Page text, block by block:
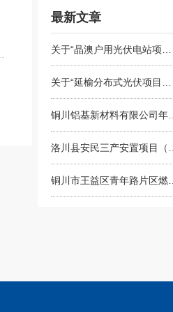
最新文章
关于“晶澳户用光伏电站项
目”无效授权...
关于“延榆分布式光伏项目
部”为虚假机...
铜川铝基新材料有限公司年产
10 万吨...
洛川县安民三产安置项目（一
标段、三标...
铜川市王益区青年路片区燃气